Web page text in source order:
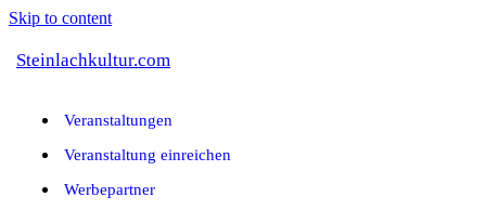
Skip to content
Steinlachkultur.com
Veranstaltungen
Veranstaltung einreichen
Werbepartner